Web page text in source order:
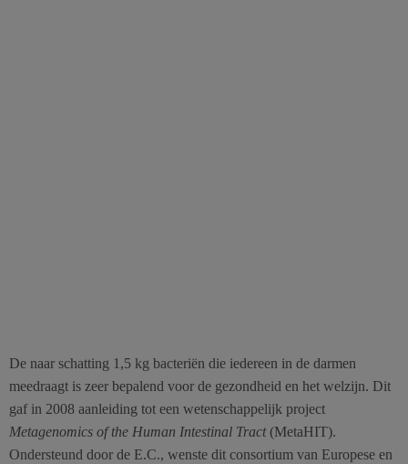
De naar schatting 1,5 kg bacteriën die iedereen in de darmen
meedraagt is zeer bepalend voor de gezondheid en het welzijn. Dit
gaf in 2008 aanleiding tot een wetenschappelijk project
Metagenomics of the Human Intestinal Tract(MetaHIT).
Ondersteund door de E.C., wenste dit consortium van Europese en